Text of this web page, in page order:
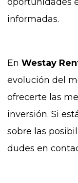
informadas.
En Westay
evolución del
ofrecerte las
inversión. Si
sobre las
dudes en